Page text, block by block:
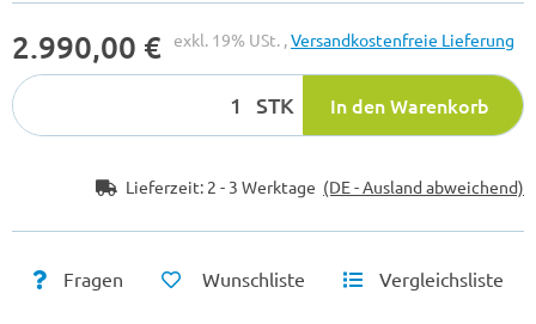
2.990,00 € exkl. 19% USt. ,Versandkostenfreie Lieferung
STK In den Warenkorb
Lieferzeit: 2 - 3 Werktage (DE - Ausland abweichend)
Fragen Wunschliste Vergleichsliste